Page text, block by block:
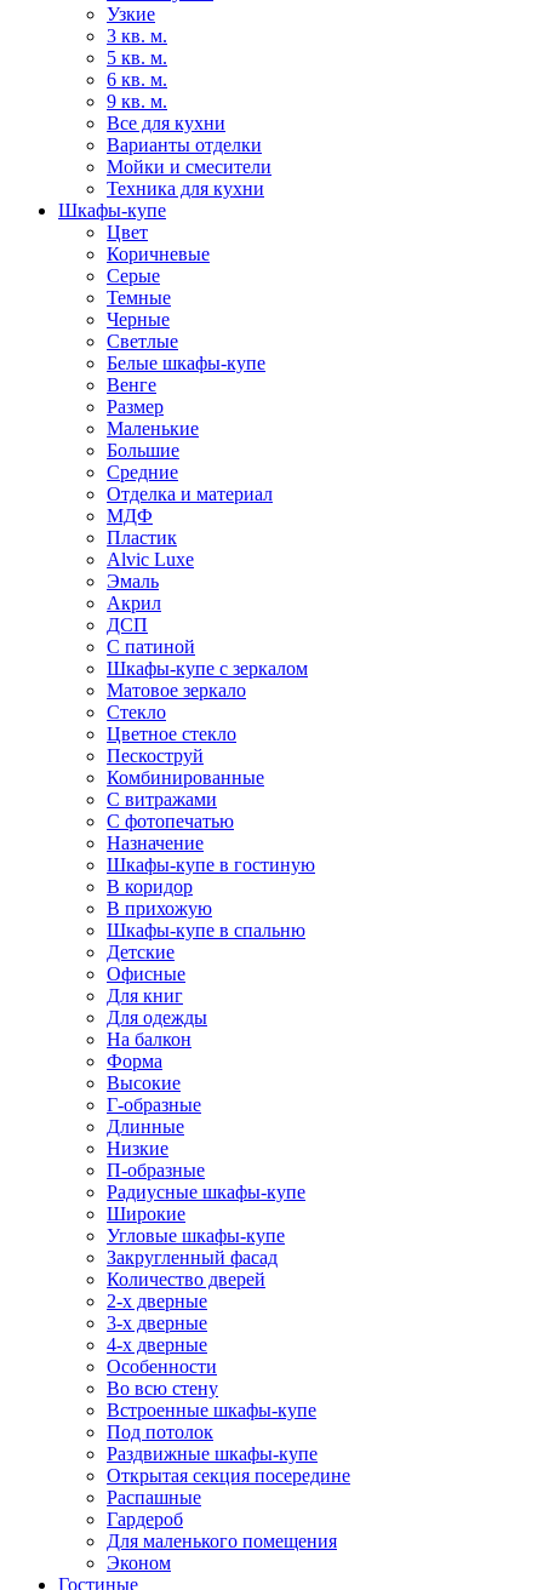
Узкие
3 кв. м.
5 кв. м.
6 кв. м.
9 кв. м.
Все для кухни
Варианты отделки
Мойки и смесители
Техника для кухни
Шкафы-купе
Цвет
Коричневые
Серые
Темные
Черные
Светлые
Белые шкафы-купе
Венге
Размер
Маленькие
Большие
Средние
Отделка и материал
МДФ
Пластик
Alvic Luxe
Эмаль
Акрил
ДСП
С патиной
Шкафы-купе с зеркалом
Матовое зеркало
Стекло
Цветное стекло
Пескоструй
Комбинированные
С витражами
С фотопечатью
Назначение
Шкафы-купе в гостиную
В коридор
В прихожую
Шкафы-купе в спальню
Детские
Офисные
Для книг
Для одежды
На балкон
Форма
Высокие
Г-образные
Длинные
Низкие
П-образные
Радиусные шкафы-купе
Широкие
Угловые шкафы-купе
Закругленный фасад
Количество дверей
2-х дверные
3-х дверные
4-х дверные
Особенности
Во всю стену
Встроенные шкафы-купе
Под потолок
Раздвижные шкафы-купе
Открытая секция посередине
Распашные
Гардероб
Для маленького помещения
Эконом
Гостиные